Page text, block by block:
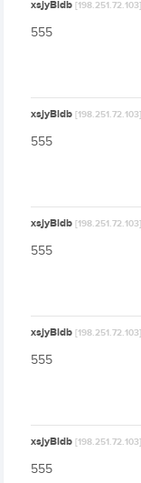
xsjyBldb[198.251.72.103]
555
xsjyBldb[198.251.72.103]
555
xsjyBldb[198.251.72.103]
555
xsjyBldb[198.251.72.103]
555
xsjyBldb[198.251.72.103]
555